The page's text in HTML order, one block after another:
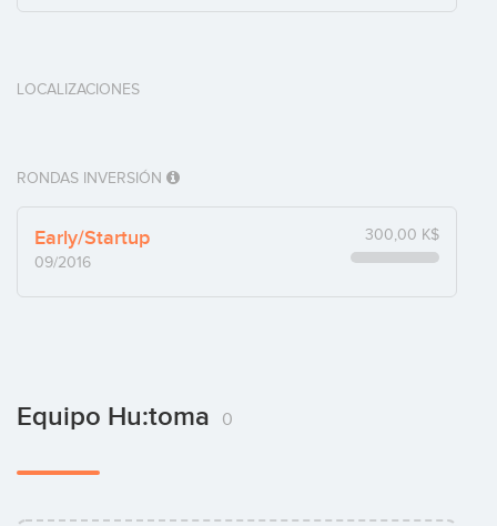
LOCALIZACIONES
RONDAS INVERSIÓN
Early/Startup
09/2016
300,00 K$
Equipo Hu:toma 0